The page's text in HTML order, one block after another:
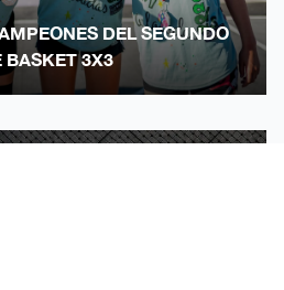
DEL SEGUNDO
BASKET 3X3